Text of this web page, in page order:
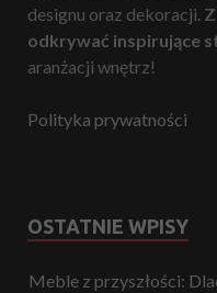
designu oraz dekoracji.
odkrywać inspirujące
aranżacji wnętrz!
Polityka prywatności
OSTATNIE WPISY
Meble z przyszłości: